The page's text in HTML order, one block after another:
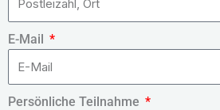
E-Mail
Persönliche Teilnahme